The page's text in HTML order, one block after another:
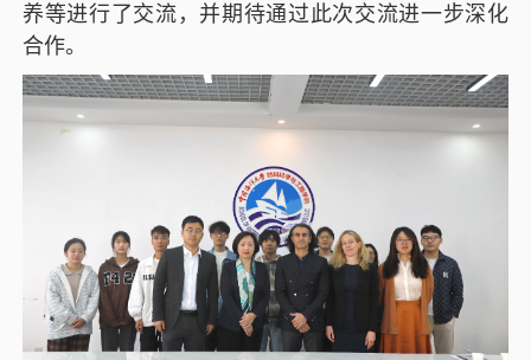
养等进行了交流，并期待通过此次交流进一步深化
合作。